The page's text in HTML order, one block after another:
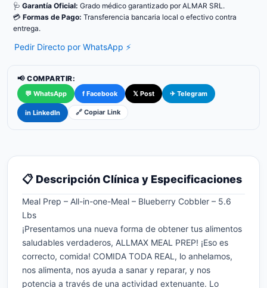
🩺 Garantía Oficial: Grado médico garantizado por ALMAR SRL.
💳 Formas de Pago: Transferencia bancaria local o efectivo contra
entrega.
Pedir Directo por WhatsApp ⚡
📢 COMPARTIR:
💬 WhatsApp f Facebook 𝕏 Post ✈ Telegram
in LinkedIn 🔗 Copiar Link
📋 Descripción Clínica y Especificaciones
Meal Prep – All-in-one-Meal – Blueberry Cobbler – 5.6
Lbs
¡Presentamos una nueva forma de obtener tus alimentos
saludables verdaderos, ALLMAX MEAL PREP! ¡Eso es
correcto, comida! COMIDA TODA REAL, lo anhelamos,
nos alimenta, nos ayuda a sanar y reparar, y nos
potencia a través de una actividad extenuante. Lo